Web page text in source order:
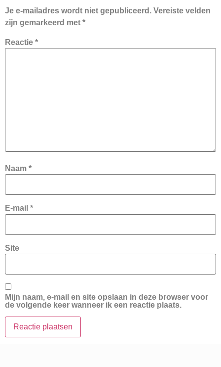
Je e-mailadres wordt niet gepubliceerd. Vereiste velden
zijn gemarkeerd met *
Reactie *
Naam *
E-mail *
Site
Mijn naam, e-mail en site opslaan in deze browser voor
de volgende keer wanneer ik een reactie plaats.